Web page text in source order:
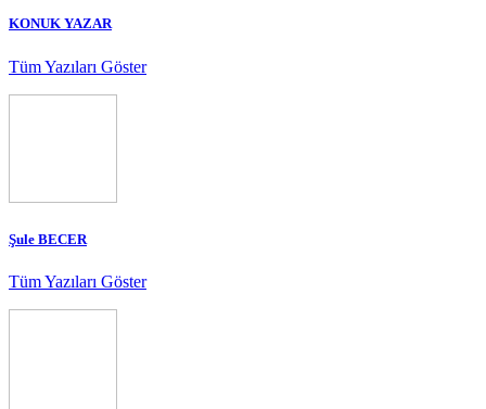
KONUK YAZAR
Tüm Yazıları Göster
Şule BECER
Tüm Yazıları Göster